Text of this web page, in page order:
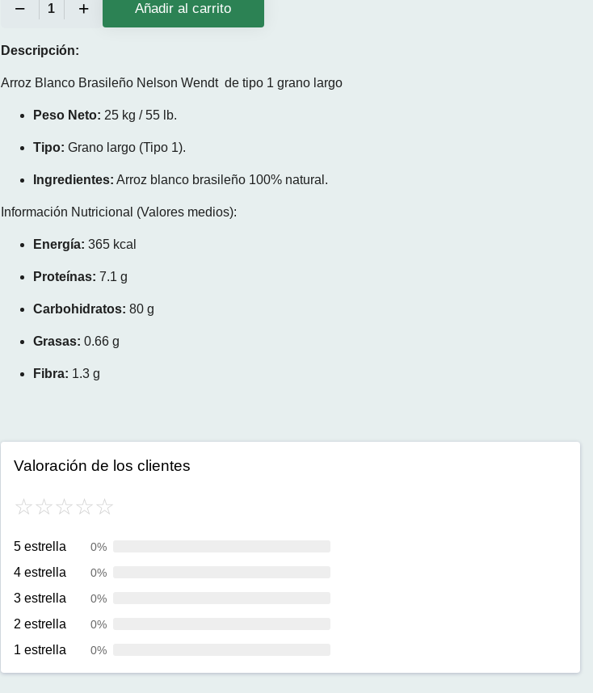
Añadir al carrito
Descripción:
Arroz Blanco Brasileño Nelson Wendt de tipo 1 grano largo
Peso Neto: 25 kg / 55 lb.
Tipo: Grano largo (Tipo 1).
Ingredientes: Arroz blanco brasileño 100% natural.
Información Nutricional (Valores medios):
Energía: 365 kcal
Proteínas: 7.1 g
Carbohidratos: 80 g
Grasas: 0.66 g
Fibra: 1.3 g
Valoración de los clientes
5 estrella 0%
4 estrella 0%
3 estrella 0%
2 estrella 0%
1 estrella 0%